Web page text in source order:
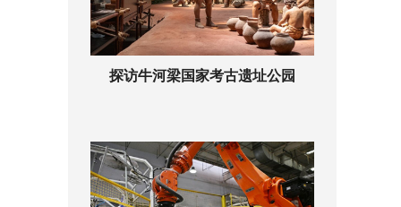
探访牛河梁国家考古遗址公园